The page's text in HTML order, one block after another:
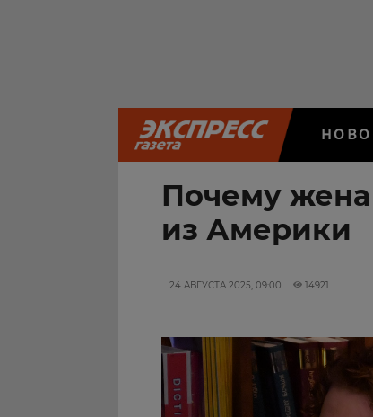
Почему
из Америки
24 АВГУСТА 2025, 09:00 14921